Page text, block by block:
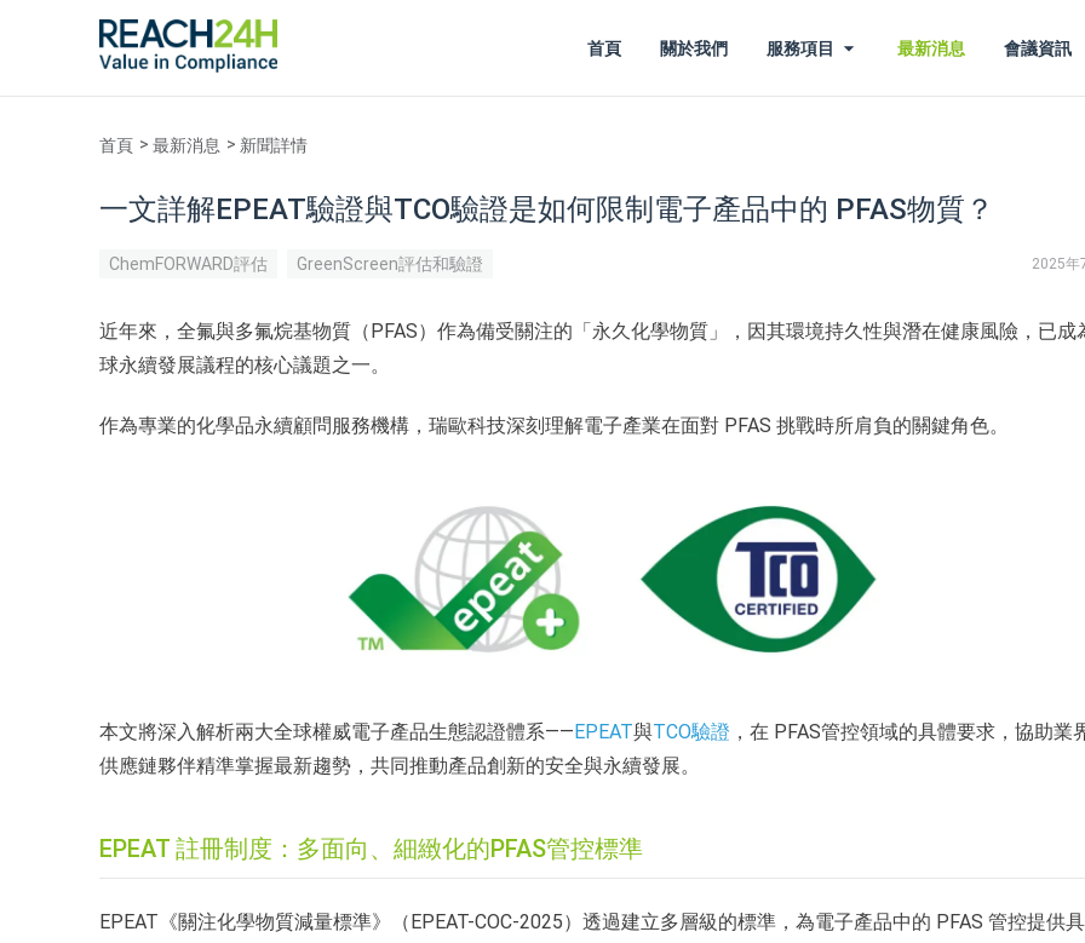
首頁 關於我們 服務項目 最新消息 會議資訊
首頁 最新消息 新聞詳情
一文詳解EPEAT驗證與TCO驗證是如何限制電子產品中的 PFAS物質？
ChemFORWARD評估 GreenScreen評估和驗證 2025年
近年來，全氟與多氟烷基物質（PFAS）作為備受關注的「永久化學物質」，因其環境持久性與潛在健康風險，已成
球永續發展議程的核心議題之一。
作為專業的化學品永續顧問服務機構，瑞歐科技深刻理解電子產業在面對 PFAS 挑戰時所肩負的關鍵角色。
本文將深入解析兩大全球權威電子產品生態認證體系——EPEAT與TCO驗證 ，在 PFAS管控領域的具體要求，協助業
供應鏈夥伴精準掌握最新趨勢，共同推動產品創新的安全與永續發展。
EPEAT 註冊制度：多面向、細緻化的PFAS管控標準
EPEAT《關注化學物質減量標準》（EPEAT-COC-2025）透過建立多層級的標準，為電子產品中的 PFAS 管控提供